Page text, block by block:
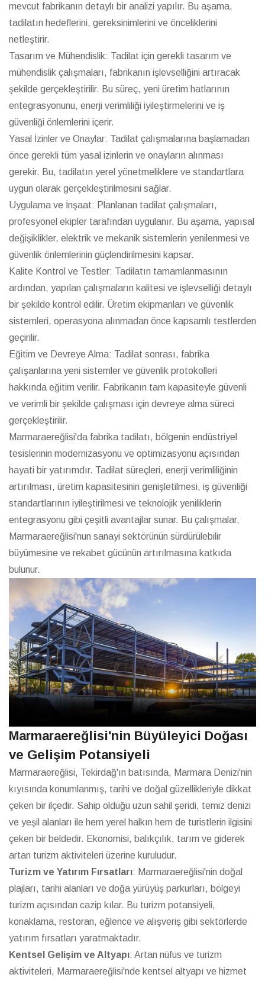
mevcut fabrikanın detaylı bir analizi yapılır. Bu aşama,
tadilatın hedeflerini, gereksinimlerini ve önceliklerini
netleştirir.
Tasarım ve Mühendislik: Tadilat için gerekli tasarım ve
mühendislik çalışmaları, fabrikanın işlevselliğini artıracak
şekilde gerçekleştirilir. Bu süreç, yeni üretim hatlarının
entegrasyonunu, enerji verimliliği iyileştirmelerini ve iş
güvenliği önlemlerini içerir.
Yasal İzinler ve Onaylar: Tadilat çalışmalarına başlamadan
önce gerekli tüm yasal izinlerin ve onayların alınması
gerekir. Bu, tadilatın yerel yönetmeliklere ve standartlara
uygun olarak gerçekleştirilmesini sağlar.
Uygulama ve İnşaat: Planlanan tadilat çalışmaları,
profesyonel ekipler tarafından uygulanır. Bu aşama, yapısal
değişiklikler, elektrik ve mekanik sistemlerin yenilenmesi ve
güvenlik önlemlerinin güçlendirilmesini kapsar.
Kalite Kontrol ve Testler: Tadilatın tamamlanmasının
ardından, yapılan çalışmaların kalitesi ve işlevselliği detaylı
bir şekilde kontrol edilir. Üretim ekipmanları ve güvenlik
sistemleri, operasyona alınmadan önce kapsamlı testlerden
geçirilir.
Eğitim ve Devreye Alma: Tadilat sonrası, fabrika
çalışanlarına yeni sistemler ve güvenlik protokolleri
hakkında eğitim verilir. Fabrikanın tam kapasiteyle güvenli
ve verimli bir şekilde çalışması için devreye alma süreci
gerçekleştirilir.
Marmaraereğlisi'da fabrika tadilatı, bölgenin endüstriyel
tesislerinin modernizasyonu ve optimizasyonu açısından
hayati bir yatırımdır. Tadilat süreçleri, enerji verimliliğinin
artırılması, üretim kapasitesinin genişletilmesi, iş güvenliği
standartlarının iyileştirilmesi ve teknolojik yeniliklerin
entegrasyonu gibi çeşitli avantajlar sunar. Bu çalışmalar,
Marmaraereğlisi'nun sanayi sektörünün sürdürülebilir
büyümesine ve rekabet gücünün artırılmasına katkıda
bulunur.
Marmaraereğlisi'nin Büyüleyici Doğası
ve Gelişim Potansiyeli
Marmaraereğlisi, Tekirdağ'ın batısında, Marmara Denizi'nin
kıyısında konumlanmış, tarihi ve doğal güzellikleriyle dikkat
çeken bir ilçedir. Sahip olduğu uzun sahil şeridi, temiz denizi
ve yeşil alanları ile hem yerel halkın hem de turistlerin ilgisini
çeken bir beldedir. Ekonomisi, balıkçılık, tarım ve giderek
artan turizm aktiviteleri üzerine kuruludur.
Turizm ve Yatırım Fırsatları: Marmaraereğlisi'nin doğal
plajları, tarihi alanları ve doğa yürüyüş parkurları, bölgeyi
turizm açısından cazip kılar. Bu turizm potansiyeli,
konaklama, restoran, eğlence ve alışveriş gibi sektörlerde
yatırım fırsatları yaratmaktadır.
Kentsel Gelişim ve Altyapı: Artan nüfus ve turizm
aktiviteleri, Marmaraereğlisi'nde kentsel altyapı ve hizmet